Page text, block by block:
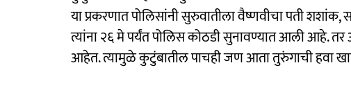
या प्रकरणात पोलिसांनी सुरुवातीला वैष्णवीचा पती
त्यांना २६ मे पर्यंत पोलिस कोठडी सुनावण्यात आली आहे. तर
आहेत. त्यामुळे कुटुंबातील पाचही जण आता तुरुंगाची हवा